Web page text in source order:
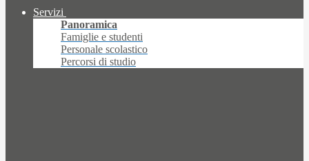
Servizi
Panoramica
Famiglie e studenti
Personale scolastico
Percorsi di studio